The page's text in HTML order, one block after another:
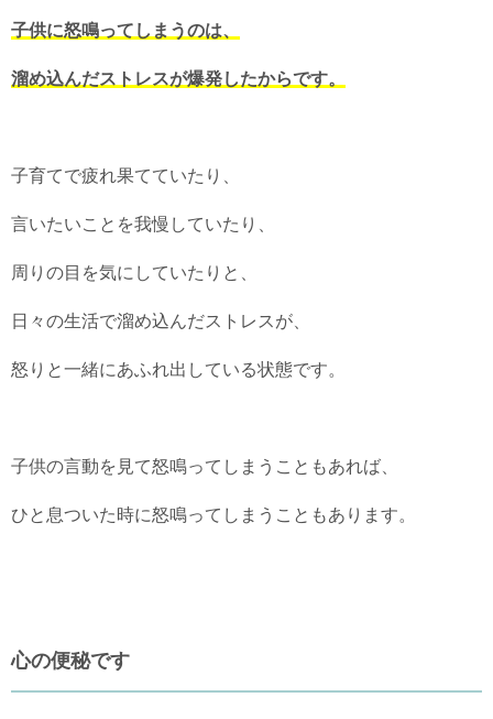
子供に怒鳴ってしまうのは、
溜め込んだストレスが爆発したからです。
子育てで疲れ果てていたり、
言いたいことを我慢していたり、
周りの目を気にしていたりと、
日々の生活で溜め込んだストレスが、
怒りと一緒にあふれ出している状態です。
子供の言動を見て怒鳴ってしまうこともあれば、
ひと息ついた時に怒鳴ってしまうこともあります。
心の便秘です